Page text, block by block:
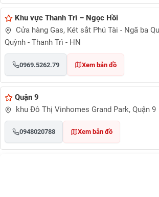
Khu vực Thanh Trì – Ngọc Hồi
Cửa hàng Gas, Két sắt Phú Tài - Ngã ba
Quỳnh - Thanh Trì - HN
0969.5262.79 Xem bản đồ
Quận 9
khu Đô Thị Vinhomes Grand Park, Quận 9
0948020788 Xem bản đồ